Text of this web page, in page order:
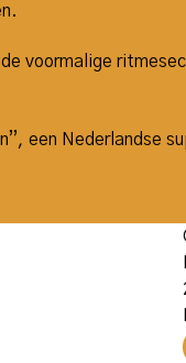
voormalige
een Nederlandse